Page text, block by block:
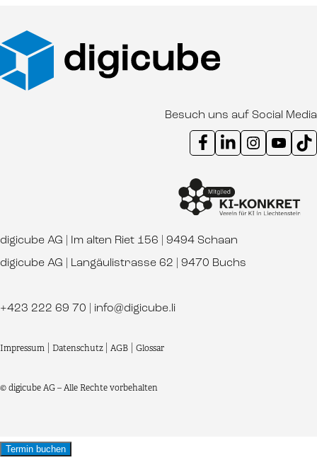
Besuch uns auf Social Media
Instagram Kanal digicube
Youtube Kanal
digicube AG | Im alten Riet 156 | 9494 Schaan
digicube AG | Langäulistrasse 62 | 9470 Buchs
+423 222 69 70 info@digicube.li
Impressum Datenschutz AGB Glossar
© digicube AG – Alle Rechte vorbehalten